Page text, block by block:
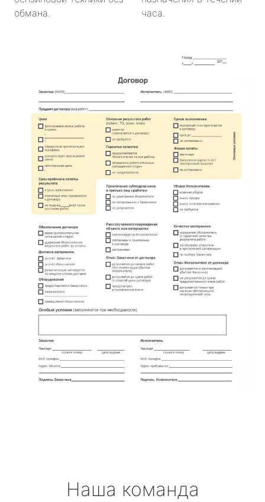
обмана.
часа.
Наша команда